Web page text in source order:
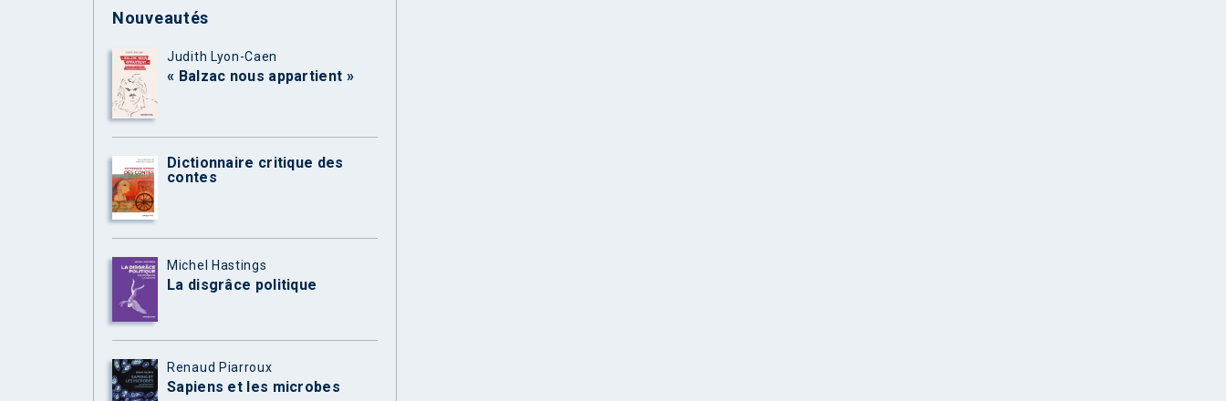
Nouveautés
Judith Lyon-Caen
« Balzac nous appartient »
Dictionnaire critique des
contes
Michel Hastings
La disgrâce politique
Renaud Piarroux
Sapiens et les microbes